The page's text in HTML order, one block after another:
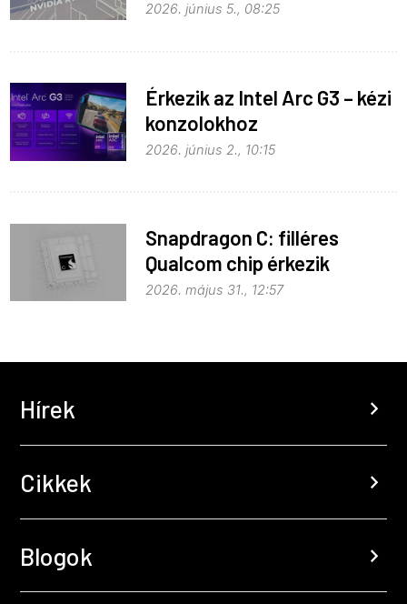
2026. június 5., 08:25
Érkezik az Intel Arc G3 – kézi
konzolokhoz
2026. június 2., 10:15
Snapdragon C: filléres
Qualcom chip érkezik
Widowshoz
2026. május 31., 12:57
Hírek chevron_right
Cikkek chevron_right
Blogok chevron_right